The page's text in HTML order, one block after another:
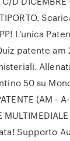
L'unica
patente am
50 su
(AM -
Supporto